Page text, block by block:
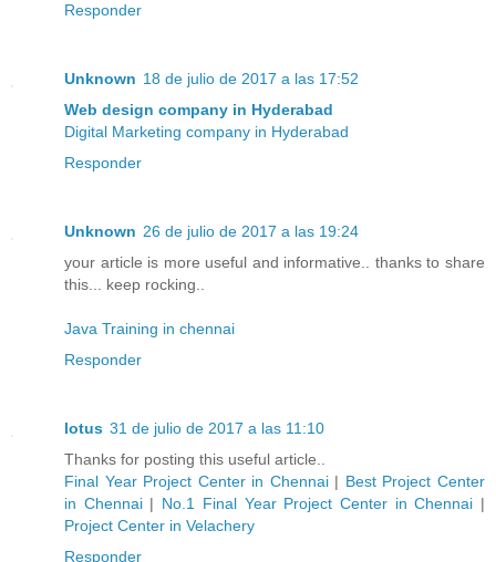
Responder
Unknown 18 de julio de 2017 a las 17:52
Web design company in Hyderabad
Digital Marketing company in Hyderabad
Responder
Unknown 26 de julio de 2017 a las 19:24
your article is more useful and informative.. thanks to share
this... keep rocking..
Java Training in chennai
Responder
lotus 31 de julio de 2017 a las 11:10
Thanks for posting this useful article..
Final Year Project Center in Chennai| Best Project Center
in Chennai| No.1 Final Year Project Center in Chennai |
Project Center in Velachery
Responder